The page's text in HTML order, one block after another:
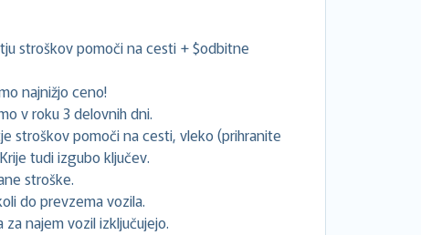
stroškov pomoči na cesti + $odbitne
najnižjo ceno!
v roku 3 delovnih dni.
stroškov pomoči na cesti, vleko (prihranite
tudi izgubo ključev.
stroške.
do prevzema vozila.
najem vozil izključujejo.